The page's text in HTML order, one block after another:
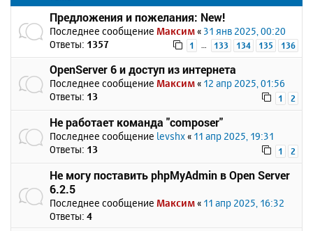
Предложения и пожелания: New!
Последнее сообщение Максим « 31 янв 2025, 00:20
Ответы: 1357 1 … 133 134 135 136
OpenServer 6 и доступ из интернета
Последнее сообщение Максим « 12 апр 2025, 01:56
Ответы: 13 1 2
Не работает команда "composer"
Последнее сообщение levshx « 11 апр 2025, 19:31
Ответы: 13 1 2
Не могу поставить phpMyAdmin в Open Server
6.2.5
Последнее сообщение Максим « 11 апр 2025, 16:32
Ответы: 4